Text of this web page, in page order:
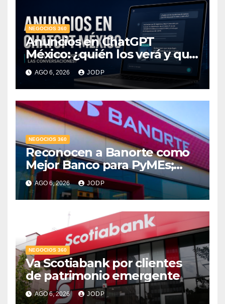
NEGOCIOS 360
Anuncios en ChatGPT
México: ¿quién los verá y qué
pasará con las
conversaciones?
AGO 6, 2026 JODP
NEGOCIOS 360
Reconocen a Banorte como
Mejor Banco para PyMEs;
supera 14% del mercado
crediticio
AGO 6, 2026 JODP
NEGOCIOS 360
Va Scotiabank por clientes
de patrimonio emergente
AGO 6, 2026 JODP